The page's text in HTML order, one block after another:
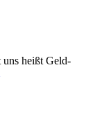
heißt Geld-